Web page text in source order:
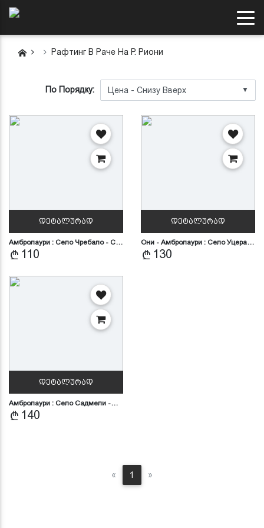
Рафтинг В Раче На Р. Риони
По Порядку: ▼
ᲓᲔᲢᲐᲚᲣᲠᲐᲓ
Амбролаури : Село Чребало - С…
110
ᲓᲔᲢᲐᲚᲣᲠᲐᲓ
Они - Амбролаури : Село Уцера…
130
ᲓᲔᲢᲐᲚᲣᲠᲐᲓ
Амбролаури : Село Садмели -…
140
« Previous
1 »